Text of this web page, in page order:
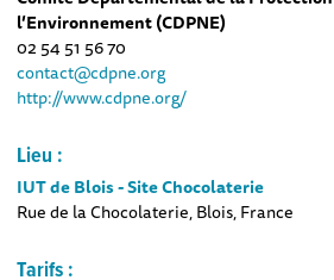
l’Environnement (CDPNE)
02 54 51 56 70
contact@cdpne.org
http://www.cdpne.org/
Lieu :
IUT de Blois - Site Chocolaterie
Rue de la Chocolaterie, Blois, France
Tarifs :